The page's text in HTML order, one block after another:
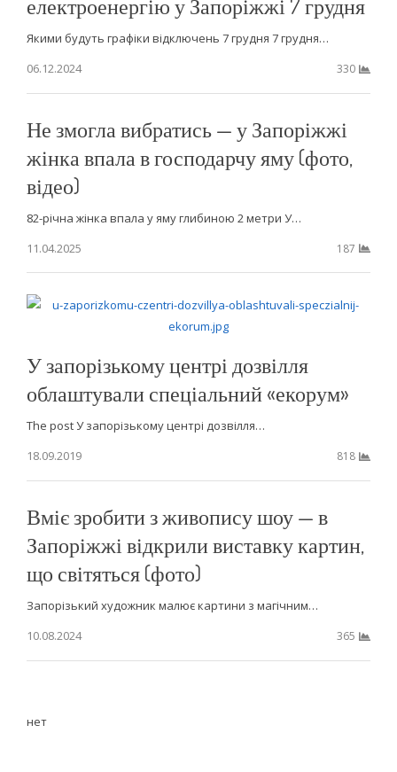
електроенергію у Запоріжжі 7 грудня
Якими будуть графіки відключень 7 грудня 7 грудня…
06.12.2024
330
Не змогла вибратись — у Запоріжжі
жінка впала в господарчу яму (фото,
відео)
82-річна жінка впала у яму глибиною 2 метри У…
11.04.2025
187
У запорізькому центрі дозвілля
облаштували спеціальний «екорум»
The post У запорізькому центрі дозвілля…
18.09.2019
818
Вміє зробити з живопису шоу — в
Запоріжжі відкрили виставку картин,
що світяться (фото)
Запорізький художник малює картини з магічним…
10.08.2024
365
нет